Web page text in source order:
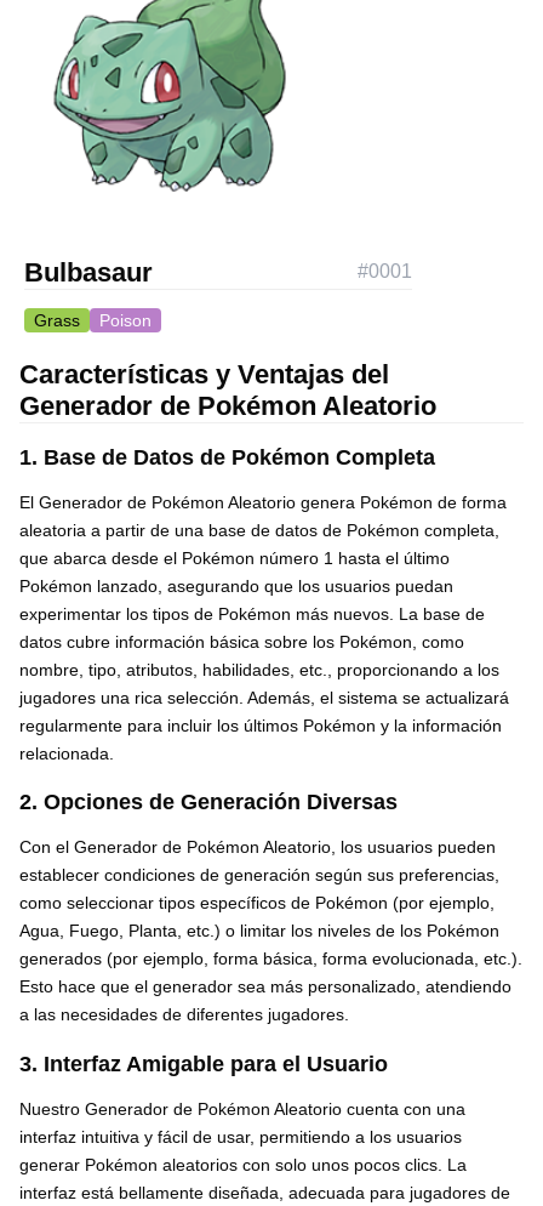
Bulbasaur #0001
Grass Poison
Características y Ventajas del
Generador de Pokémon Aleatorio
1. Base de Datos de Pokémon Completa
El Generador de Pokémon Aleatorio genera Pokémon de forma
aleatoria a partir de una base de datos de Pokémon completa,
que abarca desde el Pokémon número 1 hasta el último
Pokémon lanzado, asegurando que los usuarios puedan
experimentar los tipos de Pokémon más nuevos. La base de
datos cubre información básica sobre los Pokémon, como
nombre, tipo, atributos, habilidades, etc., proporcionando a los
jugadores una rica selección. Además, el sistema se actualizará
regularmente para incluir los últimos Pokémon y la información
relacionada.
2. Opciones de Generación Diversas
Con el Generador de Pokémon Aleatorio, los usuarios pueden
establecer condiciones de generación según sus preferencias,
como seleccionar tipos específicos de Pokémon (por ejemplo,
Agua, Fuego, Planta, etc.) o limitar los niveles de los Pokémon
generados (por ejemplo, forma básica, forma evolucionada, etc.).
Esto hace que el generador sea más personalizado, atendiendo
a las necesidades de diferentes jugadores.
3. Interfaz Amigable para el Usuario
Nuestro Generador de Pokémon Aleatorio cuenta con una
interfaz intuitiva y fácil de usar, permitiendo a los usuarios
generar Pokémon aleatorios con solo unos pocos clics. La
interfaz está bellamente diseñada, adecuada para jugadores de